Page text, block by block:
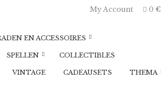
My Account 0 €
EN ACCESSOIRES
SPELLEN COLLECTIBLES
VINTAGE CADEAUSETS THEMA